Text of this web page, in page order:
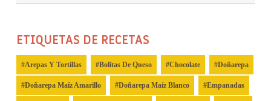
ETIQUETAS DE RECETAS
Arepas Y Tortillas Bolitas De Queso Chocolate Doñarepa
Doñarepa Maíz Amarillo Doñarepa Maíz Blanco Empanadas